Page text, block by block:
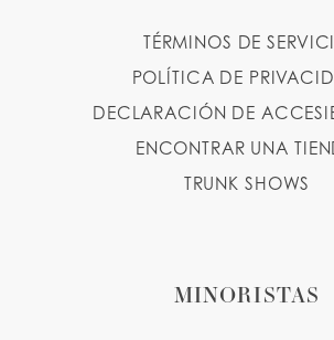
TÉRMINOS DE
POLÍTICA DE
DECLARACIÓN DE
ENCONTRAR UNA
TRUNK SHOWS
MINORISTAS